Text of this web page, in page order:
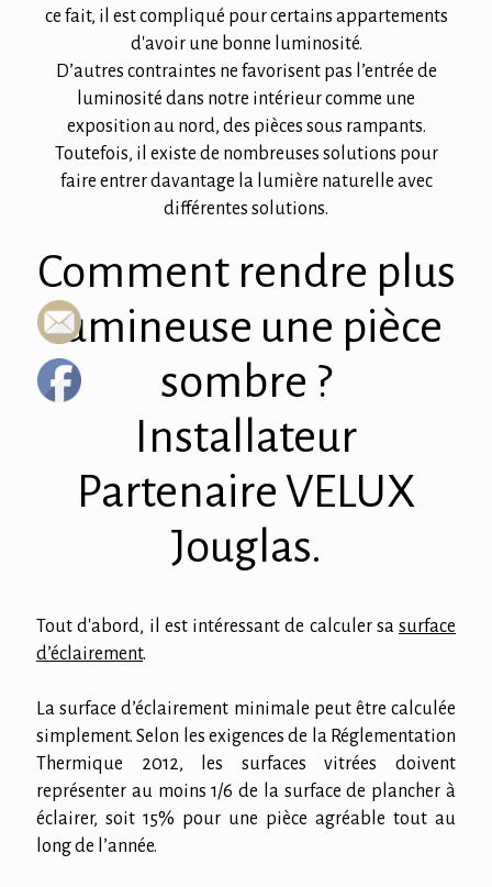
ce fait, il est compliqué pour certains appartements
d'avoir une bonne luminosité.
D’autres contraintes ne favorisent pas l’entrée de
luminosité dans notre intérieur comme une
exposition au nord, des pièces sous rampants.
Toutefois, il existe de nombreuses solutions pour
faire entrer davantage la lumière naturelle avec
différentes solutions.
Comment rendre plus
lumineuse une pièce
sombre ?
Installateur
Partenaire VELUX
Jouglas.
Tout d'abord, il est intéressant de calculer sa surface
d’éclairement.
La surface d’éclairement minimale peut être calculée
simplement. Selon les exigences de la Réglementation
Thermique 2012, les surfaces vitrées doivent
représenter au moins 1/6 de la surface de plancher à
éclairer, soit 15% pour une pièce agréable tout au
long de l’année.